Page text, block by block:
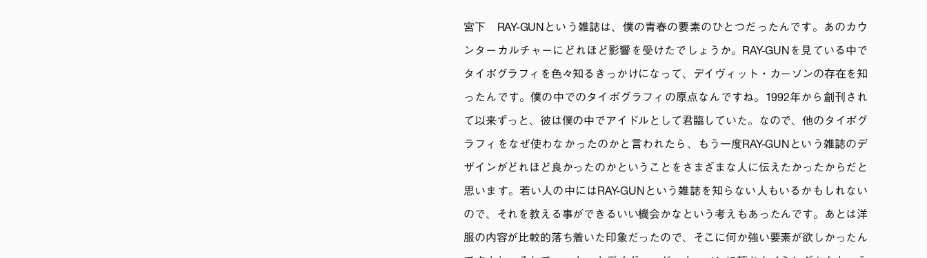
宮下 RAY-GUNという雑誌は、僕の青春の要素のひとつだったんです。あのカウ
ンターカルチャーにどれほど影響を受けたでしょうか。RAY-GUNを見ている中で
タイポグラフィを色々知るきっかけになって、デイヴィット・カーソンの存在を知
ったんです。僕の中でのタイポグラフィの原点なんですね。1992年から創刊され
て以来ずっと、彼は僕の中でアイドルとして君臨していた。なので、他のタイポグ
ラフィをなぜ使わなかったのかと言われたら、もう一度RAY-GUNという雑誌のデ
ザインがどれほど良かったのかということをさまざまな人に伝えたかったからだと
思います。若い人の中にはRAY-GUNという雑誌を知らない人もいるかもしれない
ので、それを教える事ができるいい機会かなという考えもあったんです。あとは洋
服の内容が比較的落ち着いた印象だったので、そこに何か強い要素が欲しかったん